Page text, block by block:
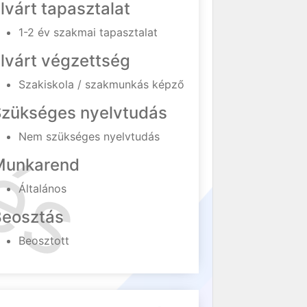
tapasztalat
1-2 év szakmai tapasztalat
végzettség
Szakiskola / szakmunkás képző
nyelvtudás
Nem szükséges nyelvtudás
Általános
Beosztott